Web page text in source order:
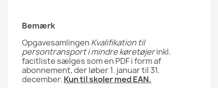
Bemærk
Opgavesamlingen Kvalifikation til
persontransport i mindre køretøjerinkl.
facitliste sælges som en PDF i form af
abonnement, der løber 1. januar til 31.
december. Kun til skoler med EAN.